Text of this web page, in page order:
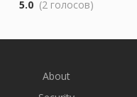
5.0 (2 голосов)
About